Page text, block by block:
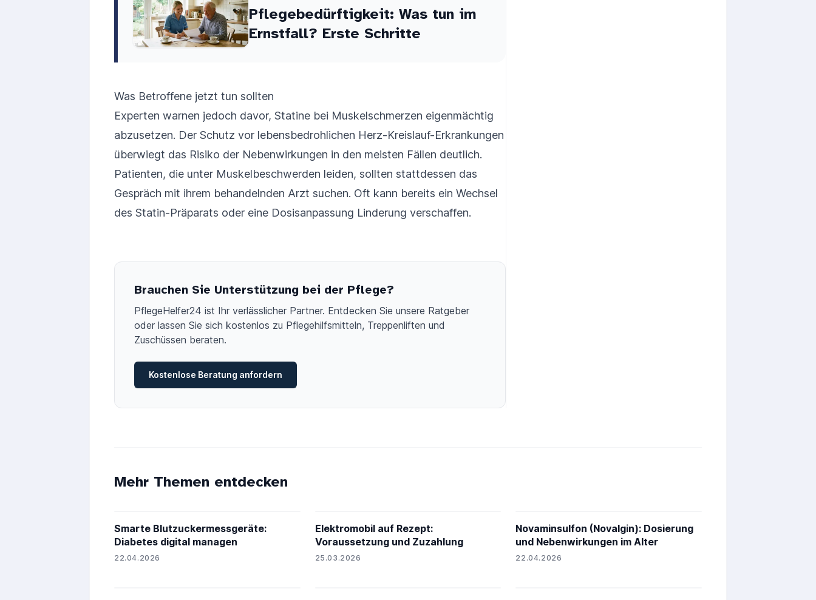
Pflegebedürftigkeit: Was tun im
Ernstfall? Erste Schritte
Was Betroffene jetzt tun sollten
Experten warnen jedoch davor, Statine bei Muskelschmerzen eigenmächtig
abzusetzen. Der Schutz vor lebensbedrohlichen Herz-Kreislauf-Erkrankungen
überwiegt das Risiko der Nebenwirkungen in den meisten Fällen deutlich.
Patienten, die unter Muskelbeschwerden leiden, sollten stattdessen das
Gespräch mit ihrem behandelnden Arzt suchen. Oft kann bereits ein Wechsel
des Statin-Präparats oder eine Dosisanpassung Linderung verschaffen.
Brauchen Sie Unterstützung bei der Pflege?
PflegeHelfer24 ist Ihr verlässlicher Partner. Entdecken Sie unsere Ratgeber
oder lassen Sie sich kostenlos zu Pflegehilfsmitteln, Treppenliften und
Zuschüssen beraten.
Kostenlose Beratung anfordern
Mehr Themen entdecken
Smarte Blutzuckermessgeräte:
Diabetes digital managen
22.04.2026
Elektromobil auf Rezept:
Voraussetzung und Zuzahlung
25.03.2026
Novaminsulfon (Novalgin): Dosierung
und Nebenwirkungen im Alter
22.04.2026